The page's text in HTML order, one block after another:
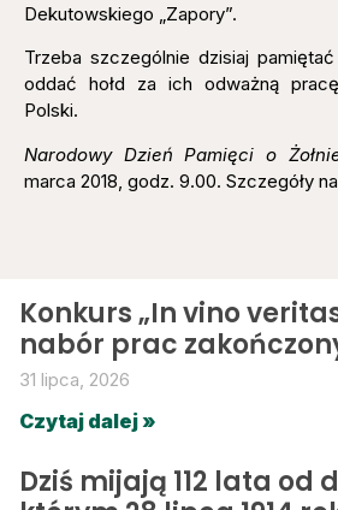
Dekutowskiego „Zapory”.
Trzeba szczególnie dzisiaj
oddać hołd za ich odważną
Polski.
Narodowy Dzień Pamięci o
marca 2018, godz. 9.00. Szczegóły
Konkurs „In vino
nabór prac
31 lipca, 2026
Czytaj dalej »
Dziś mijają 112 lata od